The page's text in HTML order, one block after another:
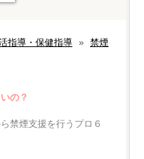
指導・保健指導 » 禁煙
の？
禁煙支援を行うプロ６